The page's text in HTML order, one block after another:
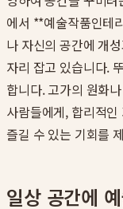
에서 **예술작품인테
나 자신의 공간에 개
자리 잡고 있습니다.
합니다. 고가의 원화
사람들에게, 합리적
즐길 수 있는 기회를
일상 공간에